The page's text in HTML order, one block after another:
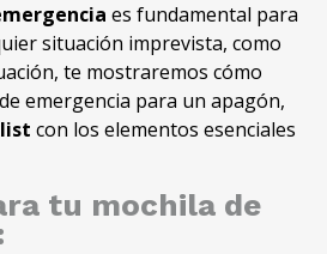
es fundamental para
situación imprevista, como
te mostraremos cómo
emergencia para un apagón,
con los elementos esenciales
tu mochila de